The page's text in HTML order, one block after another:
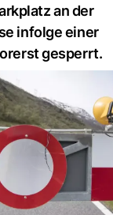
an der
infolge einer
gesperrt.